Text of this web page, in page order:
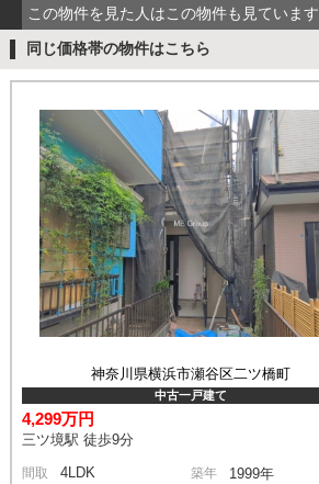
この物件を見た人はこの物件も見ています
同じ価格帯の物件はこちら
神奈川県横浜市瀬谷区二ツ橋町
中古一戸建て
4,299万円
三ツ境駅 徒歩9分
間取 4LDK 築年 1999年